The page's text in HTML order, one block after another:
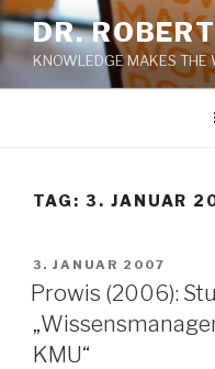
Zum
Inhalt
springen
DR.
KNOWLEDGE MAKES THE
TAG: 3. JANUAR
VERÖFFENTLICHT
AM
3. JANUAR 2007
Prowis (2006):
KMU“